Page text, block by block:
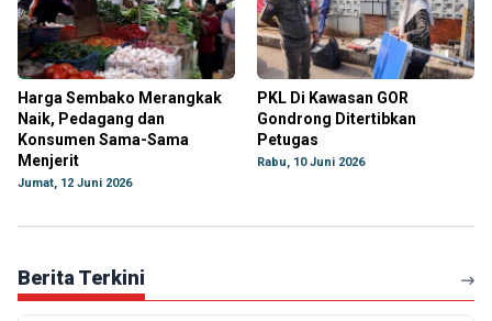
Harga Sembako Merangkak
Naik, Pedagang dan
Konsumen Sama-Sama
Menjerit
Jumat, 12 Juni 2026
PKL Di Kawasan GOR
Gondrong Ditertibkan
Petugas
Rabu, 10 Juni 2026
Berita Terkini